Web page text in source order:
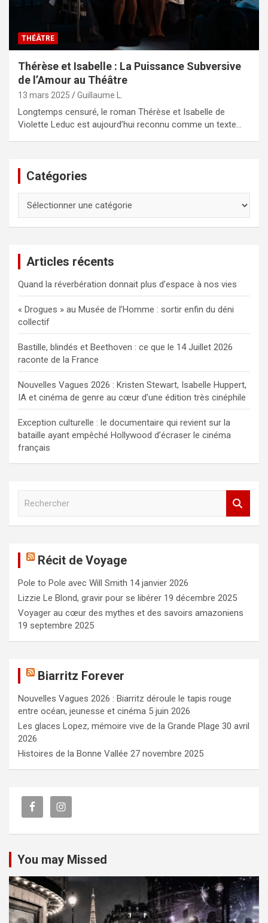
THÉÂTRE
Thérèse et Isabelle : La Puissance Subversive
de l’Amour au Théâtre
13 mars 2025 Guillaume L.
Longtemps censuré, le roman Thérèse et Isabelle de
Violette Leduc est aujourd’hui reconnu comme un texte…
Catégories
Articles récents
Quand la réverbération donnait plus d’espace à nos vies
« Drogues » au Musée de l’Homme : sortir enfin du déni
collectif
Bastille, blindés et Beethoven : ce que le 14 Juillet 2026
raconte de la France
Nouvelles Vagues 2026 : Kristen Stewart, Isabelle Huppert,
IA et cinéma de genre au cœur d’une édition très cinéphile
Exception culturelle : le documentaire qui revient sur la
bataille ayant empêché Hollywood d’écraser le cinéma
français
c
h
e
r
Récit de Voyage
Pole to Pole avec Will Smith 14 janvier 2026
Lizzie Le Blond, gravir pour se libérer 19 décembre 2025
Voyager au cœur des mythes et des savoirs amazoniens
19 septembre 2025
Biarritz Forever
Nouvelles Vagues 2026 : Biarritz déroule le tapis rouge
entre océan, jeunesse et cinéma 5 juin 2026
Les glaces Lopez, mémoire vive de la Grande Plage 30 avril
2026
Histoires de la Bonne Vallée 27 novembre 2025
You may Missed